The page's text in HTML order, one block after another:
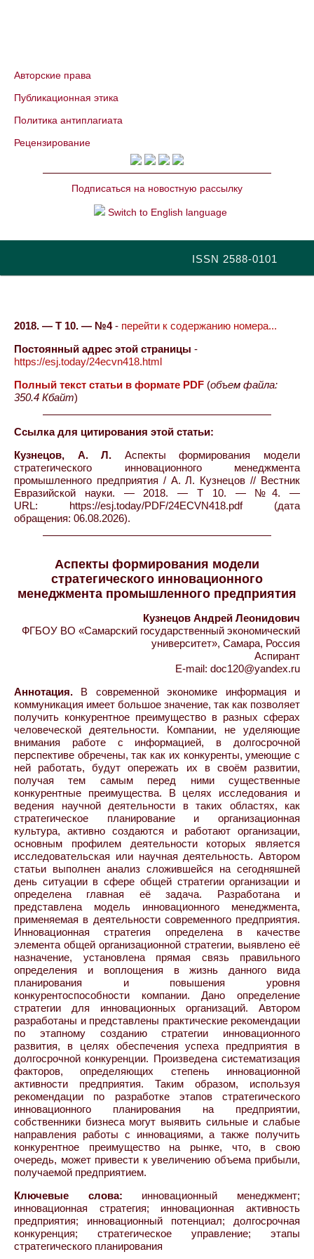
Авторские права
Публикационная этика
Политика антиплагиата
Рецензирование
Подписаться на новостную рассылку
Switch to English language
ISSN 2588-0101
2018. — Т 10. — №4- перейти к содержанию номера...
Постоянный адрес этой страницы -
https://esj.today/24ecvn418.html
Полный текст статьи в формате PDF (объем файла:
350.4 Кбайт)
Ссылка для цитирования этой статьи:
Кузнецов, А. Л. Аспекты формирования модели
стратегического инновационного менеджмента
промышленного предприятия / А. Л. Кузнецов // Вестник
Евразийской науки. — 2018. — Т 10. — №4. —
URL: https://esj.today/PDF/24ECVN418.pdf (дата
обращения: 06.08.2026).
Аспекты формирования модели
стратегического инновационного
менеджмента промышленного предприятия
Кузнецов Андрей Леонидович
ФГБОУ ВО «Самарский государственный экономический
университет», Самара, Россия
Аспирант
E-mail: doc120@yandex.ru
Аннотация. В современной экономике информация и
коммуникация имеет большое значение, так как позволяет
получить конкурентное преимущество в разных сферах
человеческой деятельности. Компании, не уделяющие
внимания работе с информацией, в долгосрочной
перспективе обречены, так как их конкуренты, умеющие с
ней работать, будут опережать их в своём развитии,
получая тем самым перед ними существенные
конкурентные преимущества. В целях исследования и
ведения научной деятельности в таких областях, как
стратегическое планирование и организационная
культура, активно создаются и работают организации,
основным профилем деятельности которых является
исследовательская или научная деятельность. Автором
статьи выполнен анализ сложившейся на сегодняшней
день ситуации в сфере общей стратегии организации и
определена главная её задача. Разработана и
представлена модель инновационного менеджмента,
применяемая в деятельности современного предприятия.
Инновационная стратегия определена в качестве
элемента общей организационной стратегии, выявлено её
назначение, установлена прямая связь правильного
определения и воплощения в жизнь данного вида
планирования и повышения уровня
конкурентоспособности компании. Дано определение
стратегии для инновационных организаций. Автором
разработаны и представлены практические рекомендации
по этапному созданию стратегии инновационного
развития, в целях обеспечения успеха предприятия в
долгосрочной конкуренции. Произведена систематизация
факторов, определяющих степень инновационной
активности предприятия. Таким образом, используя
рекомендации по разработке этапов стратегического
инновационного планирования на предприятии,
собственники бизнеса могут выявить сильные и слабые
направления работы с инновациями, а также получить
конкурентное преимущество на рынке, что, в свою
очередь, может привести к увеличению объема прибыли,
получаемой предприятием.
Ключевые слова: инновационный менеджмент;
инновационная стратегия; инновационная активность
предприятия; инновационный потенциал; долгосрочная
конкуренция; стратегическое управление; этапы
стратегического планирования